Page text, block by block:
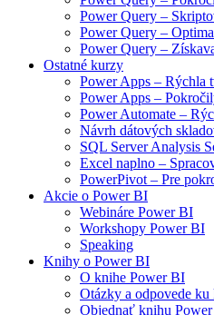
Power Query –
Power Query –
Power Query –
Ostatné kurzy
Power Apps – Rýchla
Power Apps –
Power Automate –
Návrh dátových
SQL Server Analysis
Excel naplno –
PowerPivot – Pre
Akcie o Power BI
Webináre Power BI
Workshopy Power BI
Speaking
Knihy o Power BI
O knihe Power BI
Otázky a odpovede ku
Objednať knihu